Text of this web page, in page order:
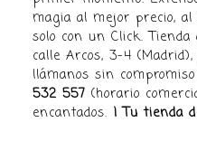
magia al mejor precio,
solo con un Click.
calle Arcos, 3-4
llámanos sin
532 557 (horario
encantados. ¡ Tu tienda